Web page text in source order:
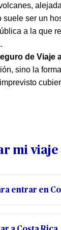
suele ser un
a la que
de Viaje
sino la
mi viaje
entrar en
la que se
de validez